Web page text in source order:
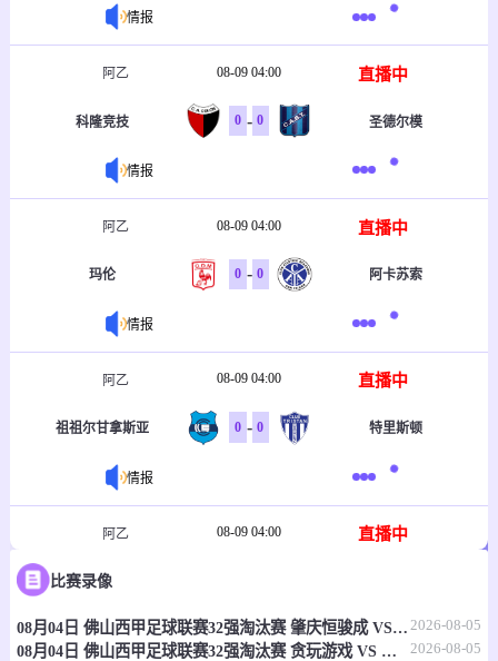
情报
阿乙 08-09 04:00 直播中
科隆竞技 0 - 0 圣德尔模
情报
阿乙 08-09 04:00 直播中
玛伦 0 - 0 阿卡苏索
情报
阿乙 08-09 04:00 直播中
祖祖尔甘拿斯亚 0 - 0 特里斯顿
情报
阿乙 08-09 04:00 直播中
甘拿斯亚迪罗
情报
比赛录像
08月04日 佛山西甲足球联赛32强淘汰赛 肇庆恒骏成 VS 三七互娱 全场录像 2026-08-05
08月04日 佛山西甲足球联赛32强淘汰赛 贪玩游戏 VS 美的薪火 全场录像 2026-08-05